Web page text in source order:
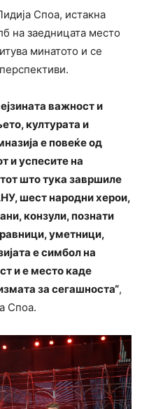
Споа, истакна
на заедницата место
минатото и се
важност и
културата и
е повеќе од
и успесите на
што тука завршиле
шест народни херои,
конзули, познати
уметници,
е симбол на
и е место каде
за сегашноста“,
Споа.